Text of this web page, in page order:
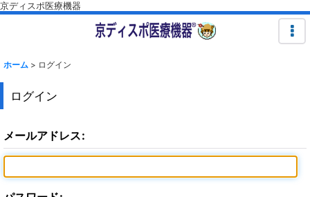
京ディスポ医療機器
ホーム > ログイン
ログイン
メールアドレス: